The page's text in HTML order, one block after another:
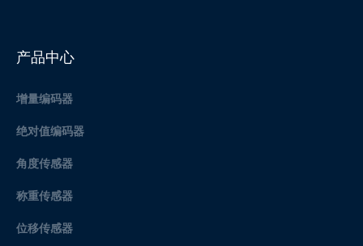
产品中心
增量编码器
绝对值编码器
角度传感器
称重传感器
位移传感器